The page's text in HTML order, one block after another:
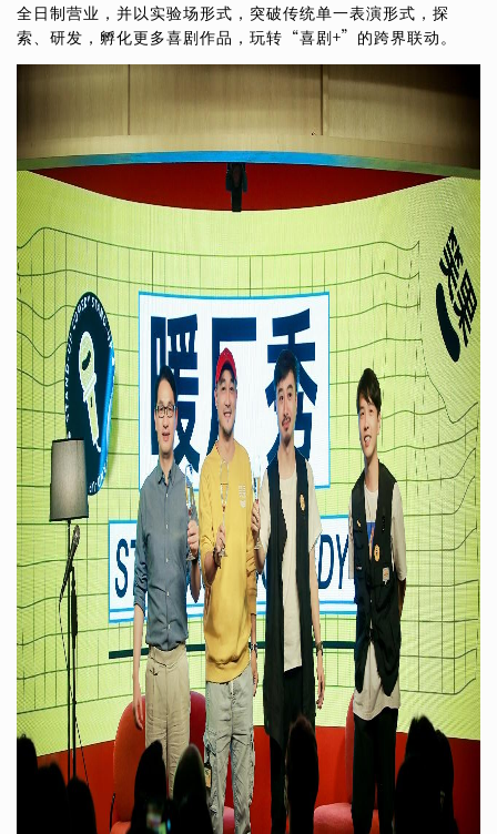
全日制营业，并以实验场形式，突破传统单一表演形式，探
索、研发，孵化更多喜剧作品，玩转“喜剧+”的跨界联动。